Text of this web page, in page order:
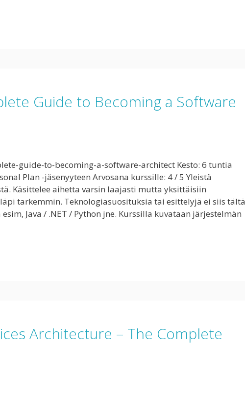
Guide to Becoming a Software
guide-to-becoming-a-software-architect Kesto: 6 tuntia
Plan -jäsenyyteen Arvosana kurssille: 4 / 5 Yleistä
Käsittelee aihetta varsin laajasti mutta yksittäisiin
tarkemmin. Teknologiasuosituksia tai esittelyjä ei siis tältä
Java / .NET / Python jne. Kurssilla kuvataan järjestelmän
Architecture – The Complete